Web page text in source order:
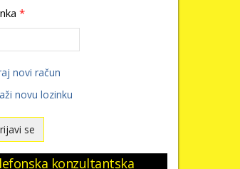
*
novi račun
novu lozinku
konzultantska